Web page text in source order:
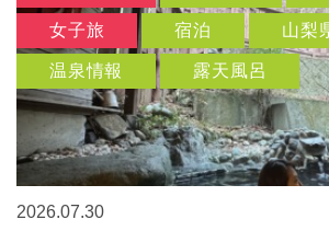
女子旅 宿泊 山梨
温泉情報 露天風呂
2026.07.30